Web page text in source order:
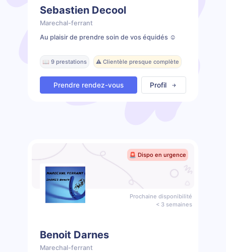
Sebastien Decool
Marechal-ferrant
Au plaisir de prendre soin de vos équidés ☺️
📖 9 prestations ⚠️ Clientèle presque complète
Prendre rendez-vous Profil
🚨 Dispo en urgence
Prochaine disponibilité
< 3 semaines
Benoit Darnes
Marechal-ferrant